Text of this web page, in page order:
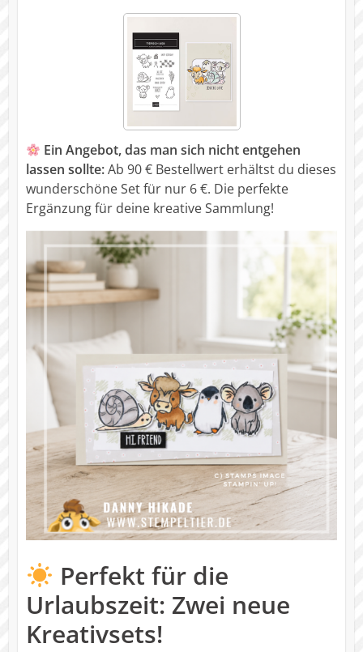
Ein Angebot, das man sich nicht entgehen
lassen sollte:Ab 90 € Bestellwert erhältst du dieses
wunderschöne Set für nur 6 €. Die perfekte
Ergänzung für deine kreative Sammlung!
Perfekt für die
Urlaubszeit: Zwei neue
Kreativsets!